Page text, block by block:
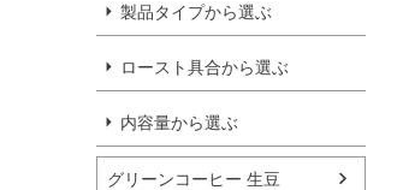
製品タイプから選ぶ
ロースト具合から選ぶ
内容量から選ぶ
グリーンコーヒー 生豆